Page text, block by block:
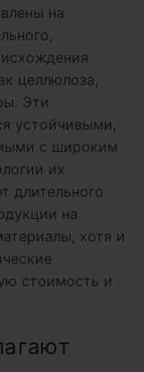
на
целлюлоза,
Эти
устойчивыми,
с широким
их
длительного
на
хотя и
стоимость и